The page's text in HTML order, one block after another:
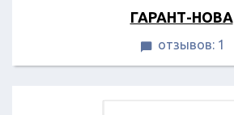
ГАРАНТ-НОВА
 отзывов: 1